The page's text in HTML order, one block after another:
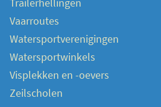
Vaarroutes
Watersportverenigingen
Watersportwinkels
Visplekken en -oevers
Zeilscholen